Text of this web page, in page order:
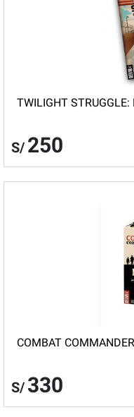
TWILIGHT
S/ 250
COMBAT
S/ 330